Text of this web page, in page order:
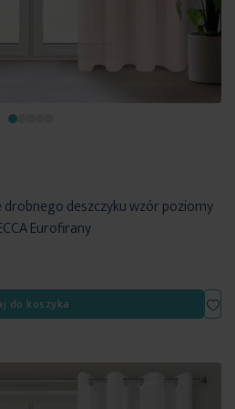
deszczyku wzór poziomy
Eurofirany
do koszyka